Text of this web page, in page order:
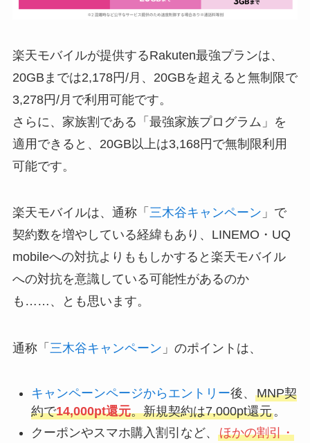
楽天モバイルが提供するRakuten最強プランは、
20GBまでは2,178円/月、20GBを超えると無制限で
3,278円/月で利用可能です。
さらに、家族割である「最強家族プログラム」を
適用できると、20GB以上は3,168円で無制限利用
可能です。
楽天モバイルは、通称「 三木谷キャンペーン 」で
契約数を増やしている経緯もあり、LINEMO・UQ
mobileへの対抗よりももしかすると楽天モバイル
への対抗を意識している可能性があるのか
も……、とも思います。
通称「 三木谷キャンペーン 」のポイントは、
キャンペーンページからエントリー後、 MNP契
約で14,000pt還元。新規契約は7,000pt還元。
クーポンやスマホ購入割引など、 ほかの割引・